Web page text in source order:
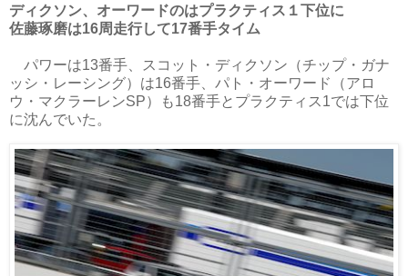
ディクソン、オーワードのはプラクティス１下位に
佐藤琢磨は16周走行して17番手タイム
パワーは13番手、スコット・ディクソン（チップ・ガナ
ッシ・レーシング）は16番手、パト・オーワード（アロ
ウ・マクラーレンSP）も18番手とプラクティス1では下位
に沈んでいた。